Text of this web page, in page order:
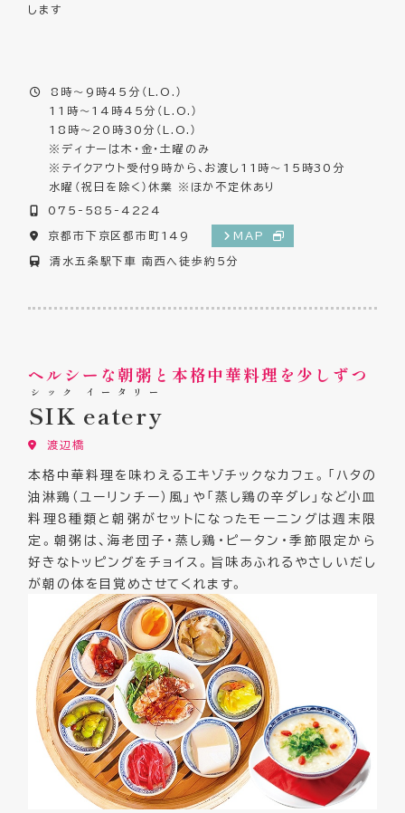
します
8時～9時45分（L.O.）
11時～14時45分（L.O.）
18時～20時30分（L.O.）
※ディナーは木・金・土曜のみ
※テイクアウト受付9時から、お渡し11時～15時30分
水曜（祝日を除く）休業 ※ほか不定休あり
075-585-4224
京都市下京区都市町149
MAP
清水五条駅下車 南西へ徒歩約5分
ヘルシーな朝粥と本格中華料理を少しずつ
SIK
シック
eatery
イータリー
渡辺橋
本格中華料理を味わえるエキゾチックなカフェ。「ハタの
油淋鶏（ユーリンチー）風」や「蒸し鶏の辛ダレ」など小皿
料理8種類と朝粥がセットになったモーニングは週末限
定。朝粥は、海老団子・蒸し鶏・ピータン・季節限定から
好きなトッピングをチョイス。旨味あふれるやさしいだし
が朝の体を目覚めさせてくれます。